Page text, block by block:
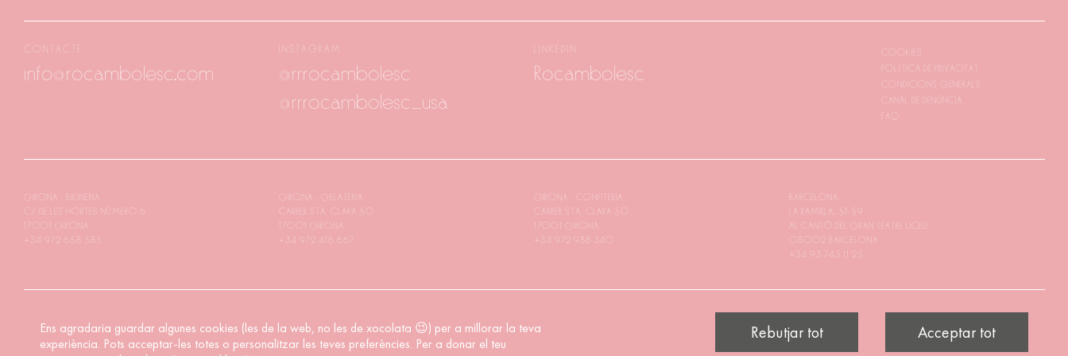
CONTACTE
info@rocambolesc.com
INSTAGRAM
@rrrocambolesc
@rrrocambolesc_usa
LINKEDIN
Rocambolesc
COOKIES
POLÍTICA DE PRIVACITAT
CONDICIONS GENERALS
CANAL DE DENÚNCIA
FAQ
GIRONA - BIKINERIA
C/ DE LES HORTES NÚMERO 6
17001 GIRONA
+34 972 658 585
GIRONA - GELATERIA
CARRER STA. CLARA 50
17001 GIRONA
+34 972 416 667
GIRONA - CONFITERIA
CARRER STA. CLARA 50
17001 GIRONA
+34 972 988 340
BARCELONA
LA RAMBLA, 51-59
AL CANTÓ DEL GRAN TEATRE LICEU
08002 BARCELONA
+34 93 743 11 25
HOUSTON
35TH HOUSTER BLV.
77056 HOUSTON
Ens agradaria guardar algunes cookies (les de la web, no les de xocolata 😉) per a millorar la teva
experiència. Pots acceptar-les totes o personalitzar les teves preferències. Per a donar el teu
Rebutjar tot Acceptar tot